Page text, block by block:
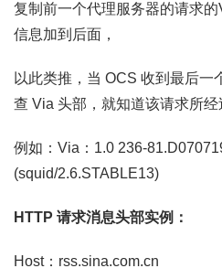
复制前一个代理服务器的请求
信息加到后面，
以此类推，当 OCS 收到最后一
查 Via 头部，就知道该请求所经
例如：Via：1.0 236-
(squid/2.6.STABLE13)
HTTP 请求消息头部实例：
Host：rss.sina.com.cn